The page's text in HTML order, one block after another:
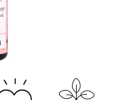
טרימסטר